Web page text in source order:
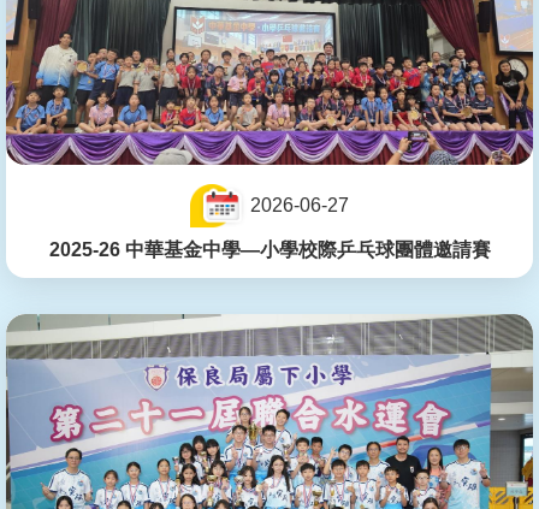
2026-06-27
2025-26 中華基金中學—小學校際乒乓球團體邀請賽